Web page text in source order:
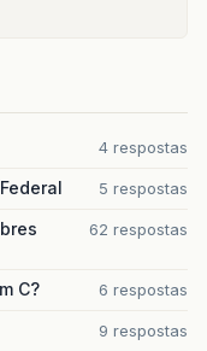
4 respostas
5 respostas
62 respostas
C? 6 respostas
9 respostas